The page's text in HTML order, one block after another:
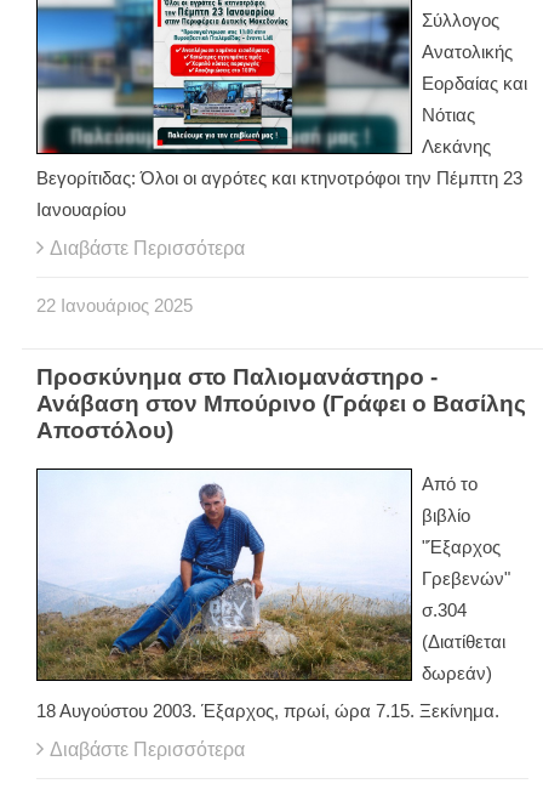
Σύλλογος
Ανατολικής
Εορδαίας και
Νότιας
Λεκάνης
Βεγορίτιδας: Όλοι οι αγρότες και κτηνοτρόφοι την Πέμπτη 23
Ιανουαρίου
Διαβάστε Περισσότερα
22 Ιανουάριος 2025
Προσκύνημα στο Παλιομανάστηρο -
Ανάβαση στον Μπούρινο (Γράφει ο Βασίλης
Αποστόλου)
Από το
βιβλίο
"Έξαρχος
Γρεβενών"
σ.304
(Διατίθεται
δωρεάν)
18 Αυγούστου 2003. Έξαρχος, πρωί, ώρα 7.15. Ξεκίνημα.
Διαβάστε Περισσότερα